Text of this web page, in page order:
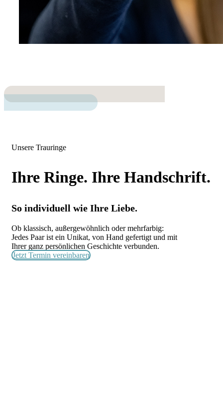
Unsere Trauringe
Ihre Ringe. Ihre Handschrift.
So individuell wie Ihre Liebe.
Ob klassisch, außergewöhnlich oder mehrfarbig:
Jedes Paar ist ein Unikat, von Hand gefertigt und mit
Ihrer ganz persönlichen Geschichte verbunden.
Jetzt Termin vereinbaren